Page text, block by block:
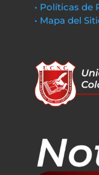
• Políticas de
• Mapa del